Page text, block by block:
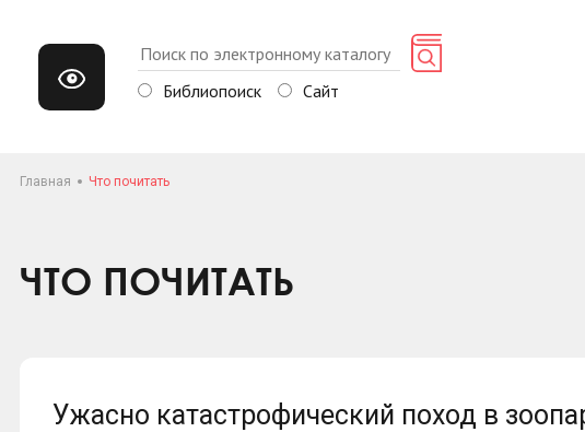
Библиопоиск Сайт
Главная Что почитать
ЧТО ПОЧИТАТЬ
Ужасно катастрофический поход в